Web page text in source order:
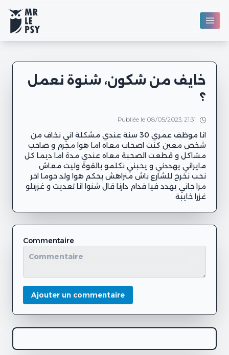
خايف من شكون، شنوة نعمل
؟
Publiée le 08/05/2023, 21:31
انا موظف عمري 30 سنة عندي مشكلة اني نخاف من
شخص معين كنت اصحاب معاه اما هوا مجرم و صاحب
مشاكل و قطعت الصحبة معاه عندي مدة اما ديما كل
مايراني يهددني و يحبني نكلمو بالقوة وليت معاش
نحب نخرح للشارع باش منراهش بحكم هوا ولد حوما اخر
مرا جاني يهدد فيا قدام دارنا قال شنوا انا تعديت و غزرتلو
غزرا خايبة
Commentaire
Ajouter un commentaire